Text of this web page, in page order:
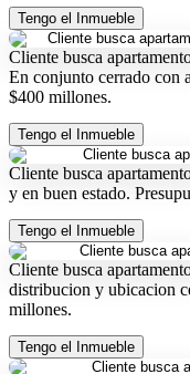
Tengo el Inmueble
Cliente busca
En conjunto cerrado con
$400 millones.
Tengo el Inmueble
Cliente busca
y en buen estado.
Tengo el Inmueble
Cliente busca
distribucion y ubicacion
millones.
Tengo el Inmueble